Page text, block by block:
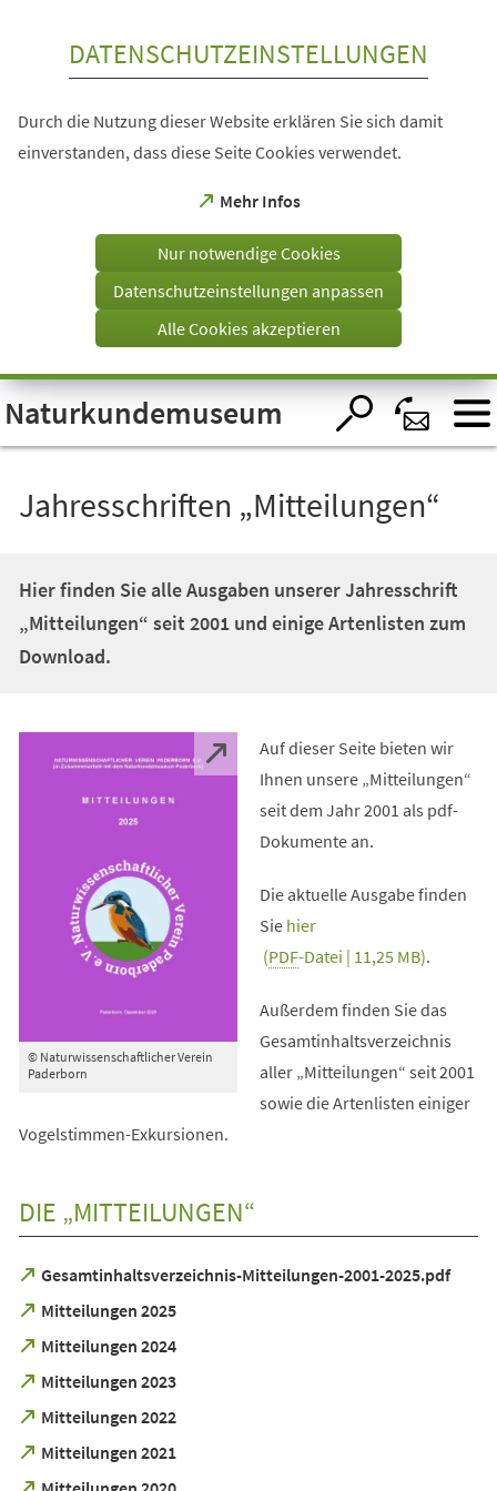
Visuelle
Assistenzsoftware
öffnen.
DATENSCHUTZEINSTELLUNGEN
Durch die Nutzung dieser Website erklären Sie sich damit
einverstanden, dass diese Seite Cookies verwendet.
Mehr Infos
(Öffnet
einem
Tab)
Nur notwendige Cookies
Datenschutzeinstellungen anpassen
Alle Cookies akzeptieren
Naturkundemuseum
Jahresschriften „Mitteilungen“
Hier finden Sie alle Ausgaben unserer Jahresschrift
„Mitteilungen“ seit 2001 und einige Artenlisten zum
Download.
© Naturwissenschaftlicher Verein
Paderborn
Auf dieser Seite bieten wir
Ihnen unsere „Mitteilungen“
seit dem Jahr 2001 als pdf-
Dokumente an.
Die aktuelle Ausgabe finden
Sie hier
PDF-Datei 11,25 MB .
Außerdem finden Sie das
Gesamtinhaltsverzeichnis
aller „Mitteilungen“ seit 2001
sowie die Artenlisten einiger
Vogelstimmen-Exkursionen.
DIE „MITTEILUNGEN“
Gesamtinhaltsverzeichnis-Mitteilungen-2001-2025.pdf
(Öffnet
einem
neuen
Mitteilungen 2025
(Öffnet
einem
neuen
Mitteilungen 2024
(Öffnet
einem
neuen
Mitteilungen 2023
(Öffnet
einem
neuen
Mitteilungen 2022
(Öffnet
einem
neuen
Mitteilungen 2021
(Öffnet